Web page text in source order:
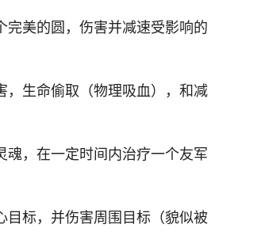
美的圆，伤害并减速受影响的
生命偷取（物理吸血），和减
，在一定时间内治疗一个友军
标，并伤害周围目标（貌似被